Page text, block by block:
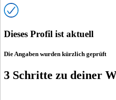
Dieses Profil ist aktuell
Die Angaben wurden kürzlich geprüft
3 Schritte zu deiner